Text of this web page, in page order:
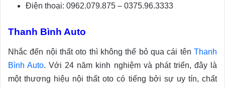
Điện thoại: 0962.079.875 – 0375.96.3333
Thanh Bình Auto
Nhắc đến nội thất oto thì không thể bỏ qua cái tên Thanh
Bình Auto. Với 24 năm kinh nghiệm và phát triển, đây là
một thương hiệu nội thất oto có tiếng bởi sự uy tín, chất